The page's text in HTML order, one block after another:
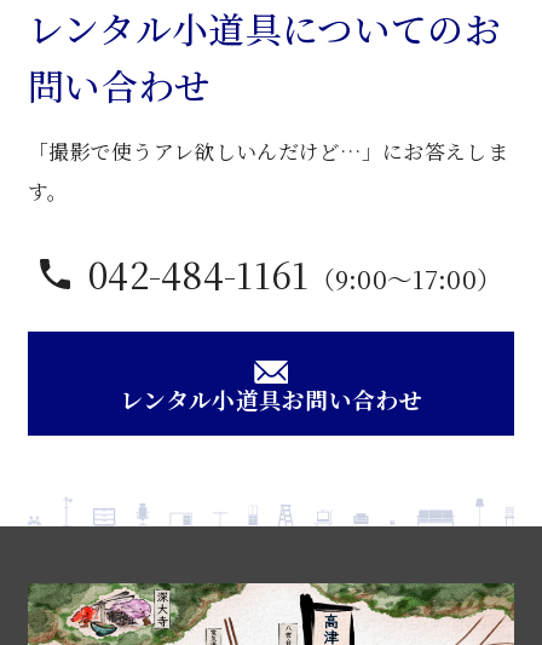
レンタル小道具についてのお
問い合わせ
「撮影で使うアレ欲しいんだけど…」にお答えしま
す。
042-484-1161 （9:00〜17:00）
レンタル小道具お問い合わせ